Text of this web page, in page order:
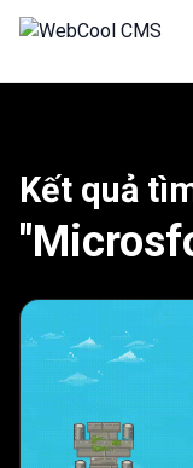
Kết quả